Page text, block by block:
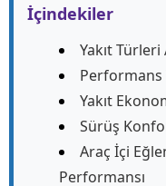
İçindekiler
Yakıt Türleri
Performans
Yakıt
Sürüş
Araç İçi
Performansı